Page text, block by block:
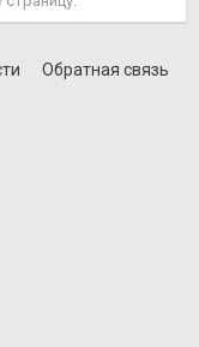
Обратная связь